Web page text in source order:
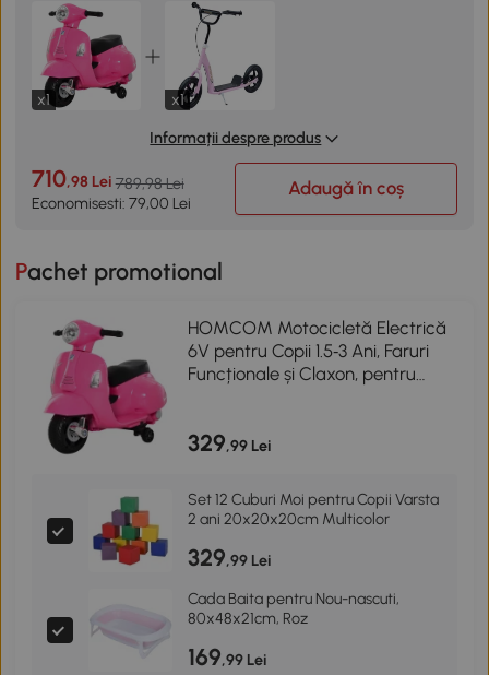
x1
x1
Informații despre produs
710,98 Lei 789,98 Lei
Economisesti: 79,00 Lei
Adaugă în coș
Pachet promotional
HOMCOM Motocicletă Electrică
6V pentru Copii 1.5‑3 Ani, Faruri
Funcționale și Claxon, pentru
329,99 Lei
Set 12 Cuburi Moi pentru Copii Varsta
2 ani 20x20x20cm Multicolor
329,99 Lei
Cada Baita pentru Nou-nascuti,
80x48x21cm, Roz
169,99 Lei